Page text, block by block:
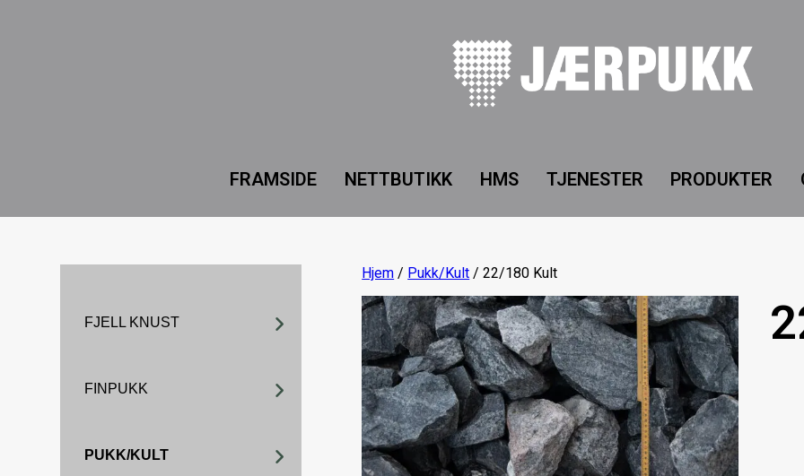
FRAMSIDE NETTBUTIKK HMS TJENESTER PRODUKTER
Hjem / Pukk/Kult / 22/180 Kult
FJELL KNUST
FINPUKK
PUKK/KULT